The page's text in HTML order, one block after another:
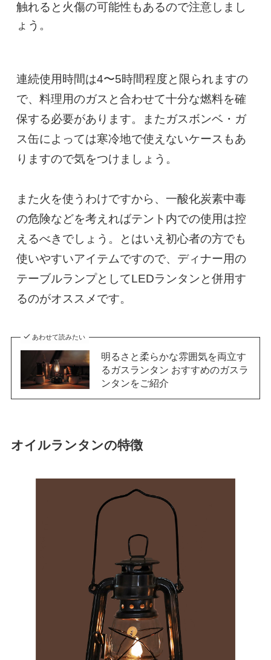
触れると火傷の可能性もあるので注意しまし
ょう。
連続使用時間は4〜5時間程度と限られますの
で、料理用のガスと合わせて十分な燃料を確
保する必要があります。またガスボンベ・ガ
ス缶によっては寒冷地で使えないケースもあ
りますので気をつけましょう。
また火を使うわけですから、一酸化炭素中毒
の危険などを考えればテント内での使用は控
えるべきでしょう。とはいえ初心者の方でも
使いやすいアイテムですので、ディナー用の
テーブルランプとしてLEDランタンと併用す
るのがオススメです。
あわせて読みたい
明るさと柔らかな雰囲気を両立す
るガスランタン おすすめのガスラ
ンタンをご紹介
オイルランタンの特徴